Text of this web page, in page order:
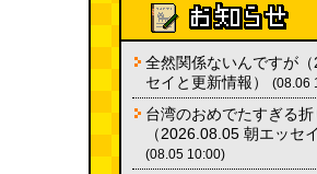
翼の上の謎フッ
（2026.8.1 朝エ
報）
(伊藤健史)
同じ道を歩きた
(林雄司)
(07.31
全然関係ないんですが
セイと更新情報）
(08.06
台湾のおめでたすぎる
（2026.08.05 朝エッセ
(08.05 10:00)